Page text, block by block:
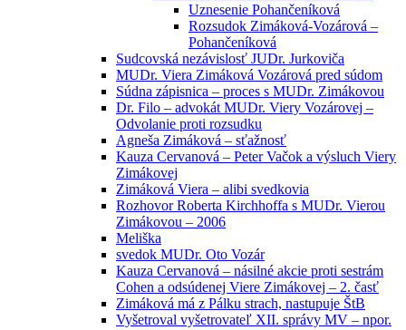
Uznesenie Pohančeníková
Rozsudok Zimáková-Vozárová –
Pohančeníková
Sudcovská nezávislosť JUDr. Jurkoviča
MUDr. Viera Zimáková Vozárová pred súdom
Súdna zápisnica – proces s MUDr. Zimákovou
Dr. Filo – advokát MUDr. Viery Vozárovej –
Odvolanie proti rozsudku
Agneša Zimáková – sťažnosť
Kauza Cervanová – Peter Vačok a výsluch Viery
Zimákovej
Zimáková Viera – alibi svedkovia
Rozhovor Roberta Kirchhoffa s MUDr. Vierou
Zimákovou – 2006
Meliška
svedok MUDr. Oto Vozár
Kauza Cervanová – násilné akcie proti sestrám
Cohen a odsúdenej Viere Zimákovej – 2. časť
Zimáková má z Pálku strach, nastupuje ŠtB
Vyšetroval vyšetrovateľ XII. správy MV – npor.